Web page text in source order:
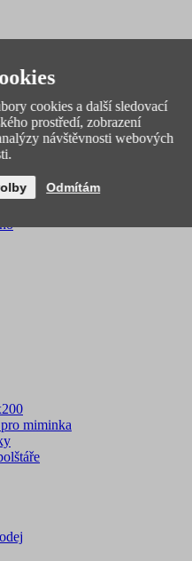
miminka
cookies a další sledovací
prostředí, zobrazení
návštěvnosti webových
Odmítám